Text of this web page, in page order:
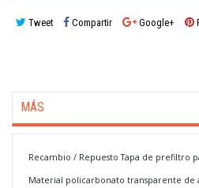
Tweet Compartir Google+
MÁS
Recambio / Repuesto Tapa de prefiltro
Material policarbonato transparente de